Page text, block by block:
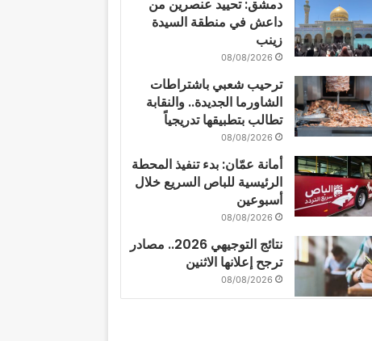
دمشق: تحييد عنصرين من
داعش في منطقة السيدة
زينب
08/08/2026
ترحيب شعبي باشتراطات
الشاورما الجديدة.. والنقابة
تطالب بتطبيقها تدريجياً
08/08/2026
أمانة عمّان: بدء تنفيذ المحطة
الرئيسية للباص السريع خلال
أسبوعين
08/08/2026
نتائج التوجيهي 2026.. مصادر
ترجح إعلانها الاثنين
08/08/2026